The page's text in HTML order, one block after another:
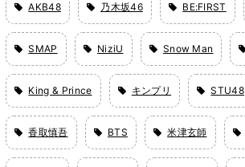
AKB48 乃木坂46 BE:FIRST
SMAP NiziU Snow Man
King & Prince キンプリ STU48
香取慎吾 BTS 米津玄師